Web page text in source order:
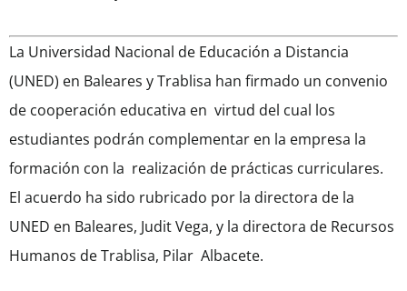
La Universidad Nacional de Educación a Distancia
(UNED) en Baleares y Trablisa han firmado un convenio
de cooperación educativa en virtud del cual los
estudiantes podrán complementar en la empresa la
formación con la realización de prácticas curriculares.
El acuerdo ha sido rubricado por la directora de la
UNED en Baleares, Judit Vega, y la directora de Recursos
Humanos de Trablisa, Pilar Albacete.